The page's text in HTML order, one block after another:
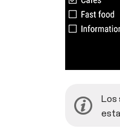
Los